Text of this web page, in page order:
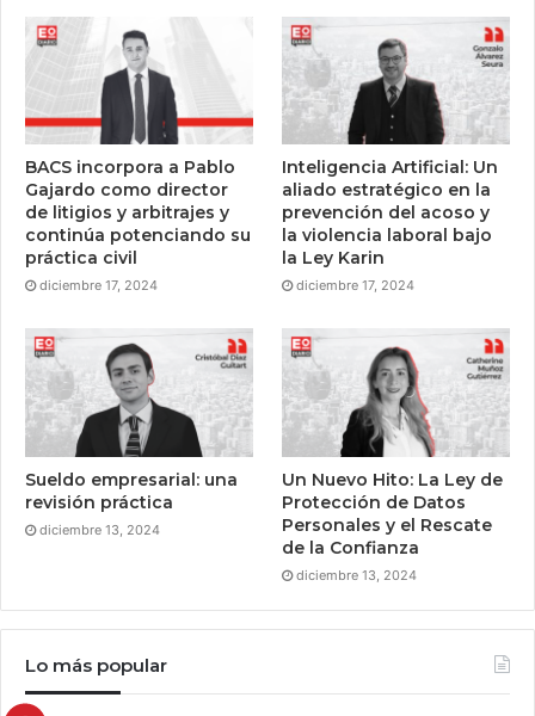
BACS incorpora a Pablo
Gajardo como director
de litigios y arbitrajes y
continúa potenciando su
práctica civil
diciembre 17, 2024
Inteligencia Artificial: Un
aliado estratégico en la
prevención del acoso y
la violencia laboral bajo
la Ley Karin
diciembre 17, 2024
Sueldo empresarial: una
revisión práctica
diciembre 13, 2024
Un Nuevo Hito: La Ley de
Protección de Datos
Personales y el Rescate
de la Confianza
diciembre 13, 2024
Lo más popular